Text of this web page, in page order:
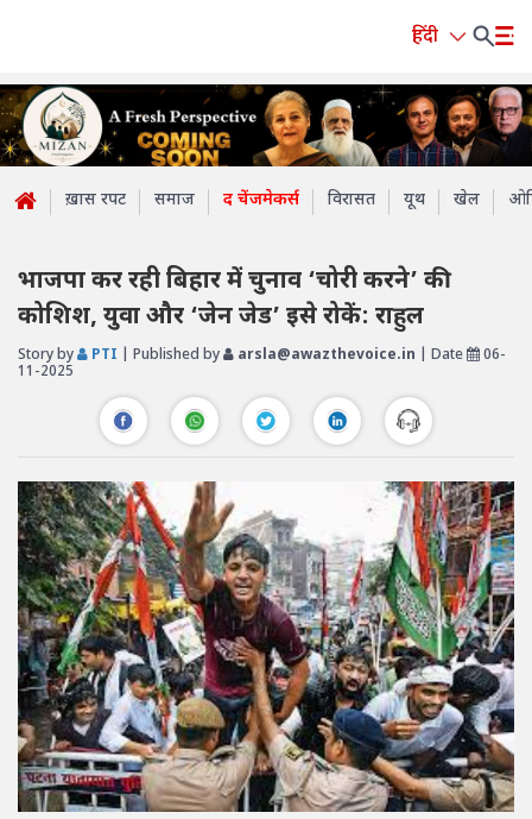
हिंदी
ख़ास रपट समाज द चेंजमेकर्स विरासत यूथ खेल
भाजपा कर रही बिहार में चुनाव ‘चोरी करने’ की
कोशिश, युवा और ‘जेन जेड’ इसे रोकें: राहुल
Story by PTI | Published by arsla@awazthevoice.in | Date
06-
11-2025